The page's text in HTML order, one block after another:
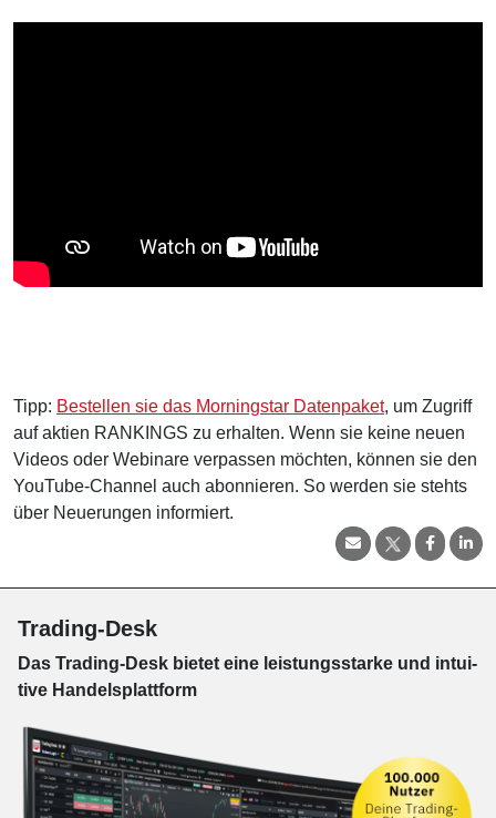
Tipp: Bestellen sie das Morningstar Datenpaket, um Zugriff
auf aktien RANKINGS zu erhalten. Wenn sie keine neuen
Videos oder Webinare verpassen möchten, können sie den
YouTube-Channel auch abonnieren. So werden sie stehts
über Neuerungen informiert.
Trading-Desk
Das Trading-Desk bie­tet eine leis­tungs­star­ke und in­tui­
tive Han­dels­platt­form